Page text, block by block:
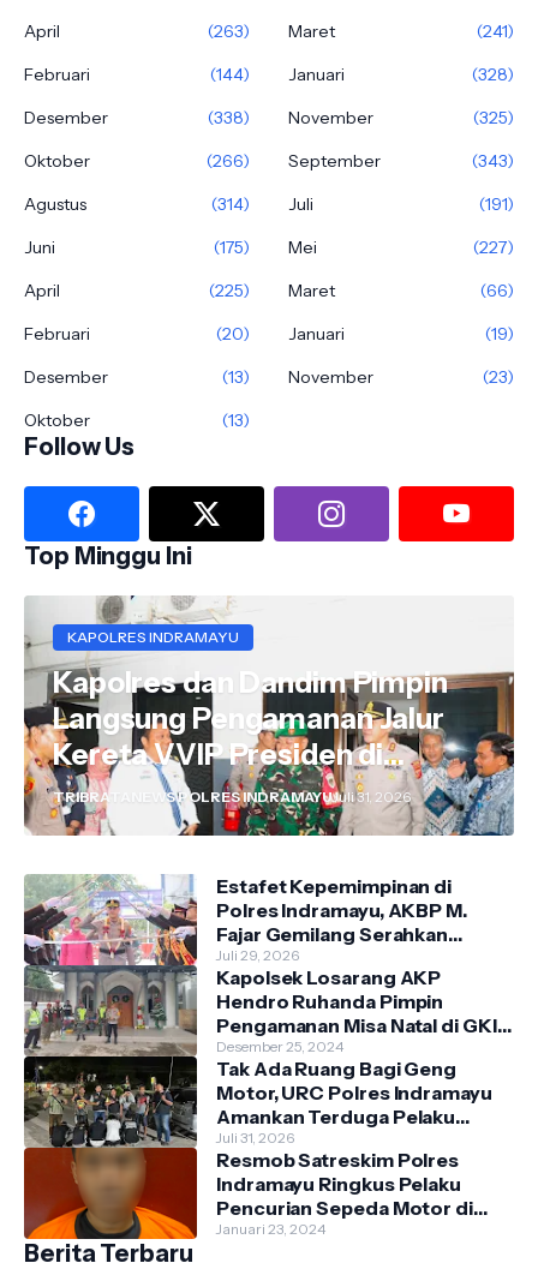
April
(263) Maret
(241)
Februari
(144) Januari
(328)
Desember
(338) November
(325)
Oktober
(266) September
(343)
Agustus
(314) Juli
(191)
Juni
(175) Mei
(227)
April
(225) Maret
(66)
Februari
(20) Januari
(19)
Desember
(13) November
(23)
Oktober
(13)
Follow Us
Top Minggu Ini
KAPOLRES INDRAMAYU
Kapolres dan Dandim Pimpin
Langsung Pengamanan Jalur
Kereta VVIP Presiden di
Wilayah Indramayu
TRIBRATANEWS POLRES INDRAMAYUJuli 31, 2026
Estafet Kepemimpinan di
Polres Indramayu, AKBP M.
Fajar Gemilang Serahkan
Tongkat Komando Kepada
AKBP Prianggo. P.M.
Juli 29, 2026
Kapolsek Losarang AKP
Hendro Ruhanda Pimpin
Pengamanan Misa Natal di GKI
Krimun
Desember 25, 2024
Tak Ada Ruang Bagi Geng
Motor, URC Polres Indramayu
Amankan Terduga Pelaku
Pengrusakan Warung Warga di
Wilayah Kecamatan Tukdana
Juli 31, 2026
Resmob Satreskim Polres
Indramayu Ringkus Pelaku
Pencurian Sepeda Motor di
Dusun Tenong, Kecamatan
Januari 23, 2024
Berita Terbaru